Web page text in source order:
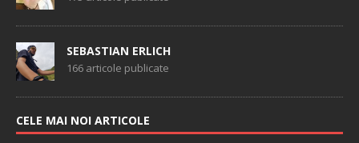
SEBASTIAN ERLICH
166 articole publicate
CELE MAI NOI ARTICOLE